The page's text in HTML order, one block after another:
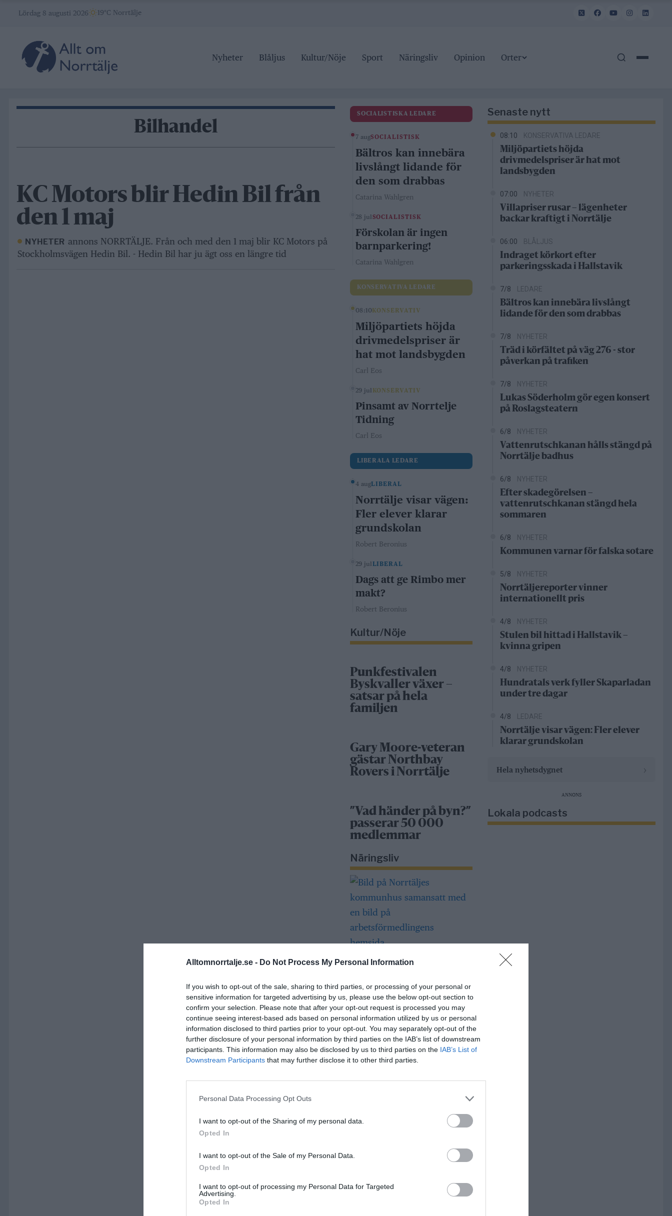
Alltomnorrtalje.se - Do Not Process My Personal Information
If you wish to opt-out of the sale, sharing to third parties, or processing of your personal or
sensitive information for targeted advertising by us, please use the below opt-out section to
confirm your selection. Please note that after your opt-out request is processed you may
continue seeing interest-based ads based on personal information utilized by us or personal
information disclosed to third parties prior to your opt-out. You may separately opt-out of the
further disclosure of your personal information by third parties on the IAB’s list of downstream
participants. This information may also be disclosed by us to third parties on the IAB’s List of
Downstream Participants that may further disclose it to other third parties.
Personal Data Processing Opt Outs
I want to opt-out of the Sharing of my personal data.
Opted In
I want to opt-out of the Sale of my Personal Data.
Opted In
I want to opt-out of processing my Personal Data for Targeted
Advertising.
Opted In
Lördag 8 augusti 2026 19°C Norrtälje
Nyheter Blåljus Kultur/Nöje Sport Näringsliv Opinion Orter
Bilhandel
KC Motors blir Hedin Bil från
den 1 maj
NYHETER annons NORRTÄLJE. Från och med den 1 maj blir KC Motors på
Stockholmsvägen Hedin Bil. - Hedin Bil har ju ägt oss en längre tid
SOCIALISTISKA LEDARE
7 augSOCIALISTISK
Bältros kan innebära
livslångt lidande för
den som drabbas
Catarina Wahlgren
28 jul SOCIALISTISK
Förskolan är ingen
barnparkering!
Catarina Wahlgren
KONSERVATIVA LEDARE
08:10 KONSERVATIV
Miljöpartiets höjda
drivmedelspriser är
hat mot landsbygden
Carl Eos
29 jul KONSERVATIV
Pinsamt av Norrtelje
Tidning
Carl Eos
LIBERALA LEDARE
4 augLIBERAL
Norrtälje visar vägen:
Fler elever klarar
grundskolan
Robert Beronius
29 jul LIBERAL
Dags att ge Rimbo mer
makt?
Robert Beronius
Kultur/Nöje
Punkfestivalen
Byskvaller växer –
satsar på hela
familjen
Gary Moore-veteran
gästar Northbay
Rovers i Norrtälje
”Vad händer på byn?”
passerar 50 000
medlemmar
Näringsliv
Så många är
Norrtälje
Bino Drummond gör
comeback - tar plats i
styrelse
Norrtälje – allt fler
väljer inbrottslarm,
passersystem
Senaste nytt
08:10 KONSERVATIVA LEDARE
Miljöpartiets höjda
drivmedelspriser är hat mot
landsbygden
07:00 NYHETER
Villapriser rusar – lägenheter
backar kraftigt i Norrtälje
06:00 BLÅLJUS
Indraget körkort efter
parkeringsskada i Hallstavik
7/8 LEDARE
Bältros kan innebära livslångt
lidande för den som drabbas
7/8 NYHETER
Träd i körfältet på väg 276 - stor
påverkan på trafiken
7/8 NYHETER
Lukas Söderholm gör egen konsert
på Roslagsteatern
6/8 NYHETER
Vattenrutschkanan hålls stängd på
Norrtälje badhus
6/8 NYHETER
Efter skadegörelsen –
vattenrutschkanan stängd hela
sommaren
6/8 NYHETER
Kommunen varnar för falska sotare
5/8 NYHETER
Norrtäljereporter vinner
internationellt pris
4/8 NYHETER
Stulen bil hittad i Hallstavik –
kvinna gripen
4/8 NYHETER
Hundratals verk fyller Skaparladan
under tre dagar
4/8 LEDARE
Norrtälje visar vägen: Fler elever
klarar grundskolan
Hela nyhetsdygnet
ANNONS
Lokala podcasts